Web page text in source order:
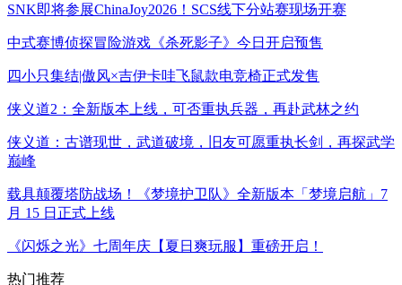
SNK即将参展ChinaJoy2026！SCS线下分站赛现场开赛
中式赛博侦探冒险游戏《杀死影子》今日开启预售
四小只集结|傲风×吉伊卡哇飞鼠款电竞椅正式发售
侠义道2：全新版本上线，可否重执兵器，再赴武林之约
侠义道：古谱现世，武道破境，旧友可愿重执长剑，再探武学
巅峰
载具颠覆塔防战场！《梦境护卫队》全新版本「梦境启航」7
月 15 日正式上线
《闪烁之光》七周年庆【夏日爽玩服】重磅开启！
热门推荐